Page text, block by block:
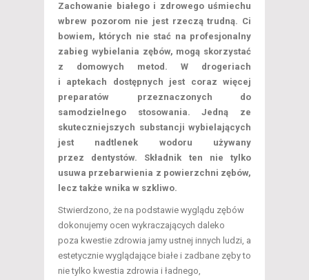
Zachowanie białego i zdrowego uśmiechu
wbrew pozorom nie jest rzeczą trudną. Ci
bowiem, których nie stać na profesjonalny
zabieg wybielania zębów, mogą skorzystać
z domowych metod. W drogeriach
i aptekach dostępnych jest coraz więcej
preparatów przeznaczonych do
samodzielnego stosowania. Jedną ze
skuteczniejszych substancji wybielających
jest nadtlenek wodoru używany
przez dentystów. Składnik ten nie tylko
usuwa przebarwienia z powierzchni zębów,
lecz także wnika w szkliwo.
Stwierdzono, że na podstawie wyglądu zębów
dokonujemy ocen wykraczających daleko
poza kwestie zdrowia jamy ustnej innych ludzi, a
estetycznie wyglądające białe i zadbane zęby to
nie tylko kwestia zdrowia i ładnego,